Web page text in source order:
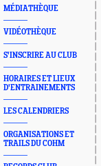
MÉDIATHÈQUE
VIDÉOTHÈQUE
S'INSCRIRE AU CLUB
HORAIRES ET LIEUX
D'ENTRAINEMENTS
LES CALENDRIERS
ORGANISATIONS ET
TRAILS DU COHM